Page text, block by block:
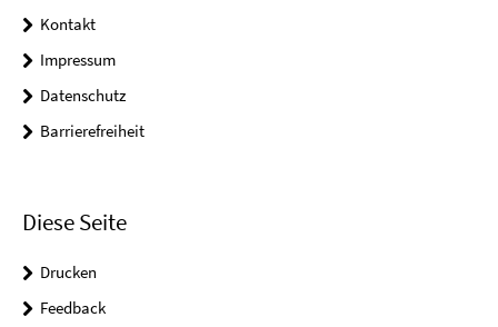
Kontakt
Impressum
Datenschutz
Barrierefreiheit
Diese Seite
Drucken
Feedback